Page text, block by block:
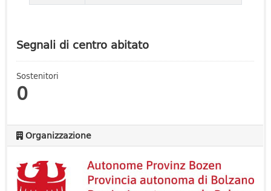
Segnali di centro abitato
Sostenitori
0
Organizzazione